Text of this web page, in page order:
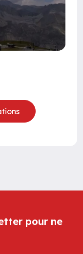
pour ne